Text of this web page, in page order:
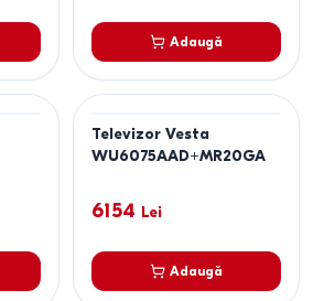
Adaugă
Televizor Vesta
WU6075AAD+MR20GA
6154 Lei
Adaugă